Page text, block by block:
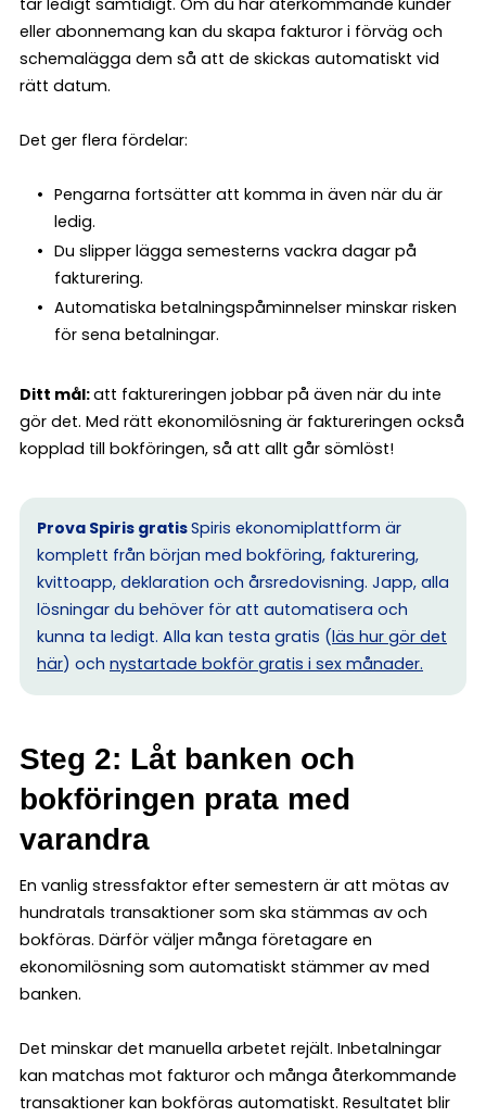
tar ledigt samtidigt. Om du har återkommande kunder
eller abonnemang kan du skapa fakturor i förväg och
schemalägga dem så att de skickas automatiskt vid
rätt datum.
Det ger flera fördelar:
Pengarna fortsätter att komma in även när du är
ledig.
Du slipper lägga semesterns vackra dagar på
fakturering.
Automatiska betalningspåminnelser minskar risken
för sena betalningar.
Ditt mål:att faktureringen jobbar på även när du inte
gör det. Med rätt ekonomilösning är faktureringen också
kopplad till bokföringen, så att allt går sömlöst!
Prova Spiris gratisSpiris ekonomiplattform är
komplett från början med bokföring, fakturering,
kvittoapp, deklaration och årsredovisning. Japp, alla
lösningar du behöver för att automatisera och
kunna ta ledigt. Alla kan testa gratis (läs hur gör det
här) och nystartade bokför gratis i sex månader.
Steg 2: Låt banken och
bokföringen prata med
varandra
En vanlig stressfaktor efter semestern är att mötas av
hundratals transaktioner som ska stämmas av och
bokföras. Därför väljer många företagare en
ekonomilösning som automatiskt stämmer av med
banken.
Det minskar det manuella arbetet rejält. Inbetalningar
kan matchas mot fakturor och många återkommande
transaktioner kan bokföras automatiskt. Resultatet blir